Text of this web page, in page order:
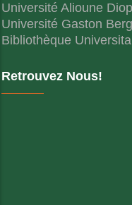
Université Alioune
Université Gaston
Bibliothèque
Retrouvez Nous!